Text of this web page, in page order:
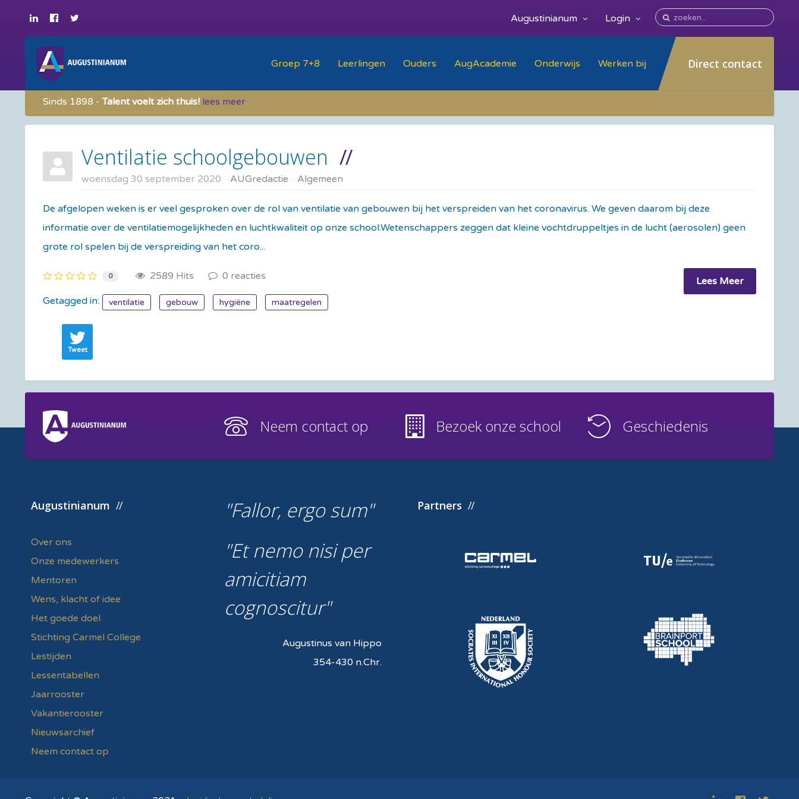
Login
Augustinianum
Groep 7+8 Leerlingen Ouders AugAcademie Onderwijs Werken bij Direct contact
Sinds 1898 -Talent voelt zich thuis! lees meer
Ventilatie schoolgebouwen
woensdag 30 september 2020 AUGredactie Algemeen
De afgelopen weken is er veel gesproken over de rol van ventilatie van gebouwen bij het verspreiden van het coronavirus. We geven daarom bij deze
informatie over de ventilatiemogelijkheden en luchtkwaliteit op onze school.Wetenschappers zeggen dat kleine vochtdruppeltjes in de lucht (aerosolen) geen
grote rol spelen bij de verspreiding van het coro...
Lees Meer
0 2589 Hits 0 reacties
Getagged in: ventilatie gebouw hygiëne maatregelen
Tweet
Neem contact op Bezoek onze school Geschiedenis
Augustinianum
Over ons
Onze medewerkers
Mentoren
Wens, klacht of idee
Het goede doel
Stichting Carmel College
Lestijden
Lessentabellen
Jaarrooster
Vakantierooster
Nieuwsarchief
Neem contact op
Fallor, ergo sum
Et nemo nisi per
amicitiam
cognoscitur
Augustinus van Hippo
354-430 n.Chr.
Partners